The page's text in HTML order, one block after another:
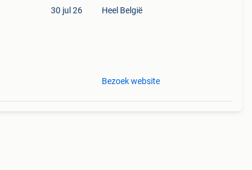
30 jul 26 Heel België
Bezoek website